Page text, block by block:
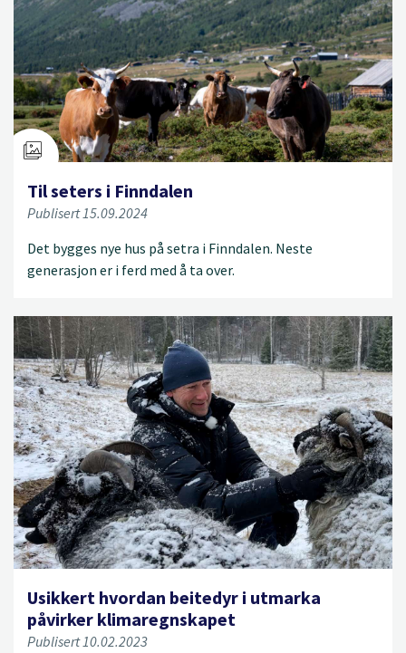
Til seters i Finndalen
Publisert 15.09.2024
Det bygges nye hus på setra i Finndalen. Neste
generasjon er i ferd med å ta over.
Usikkert hvordan beitedyr i utmarka
påvirker klimaregnskapet
Publisert 10.02.2023